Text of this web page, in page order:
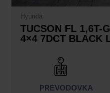
Hyundai
TUCSON FL 1,6T-
4×4 7DCT BLACK
PREVODOVKA